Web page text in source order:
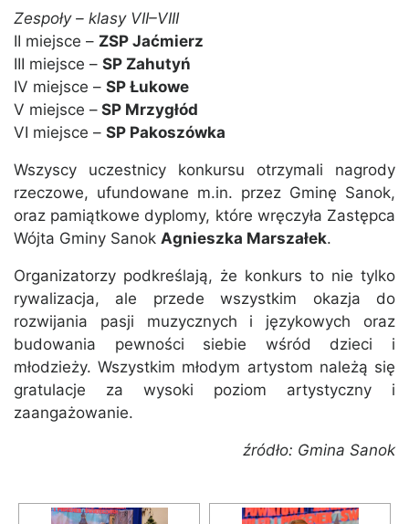
Zespoły – klasy VII–VIII
II miejsce – ZSP Jaćmierz
III miejsce – SP Zahutyń
IV miejsce – SP Łukowe
V miejsce – SP Mrzygłód
VI miejsce – SP Pakoszówka
Wszyscy uczestnicy konkursu otrzymali nagrody
rzeczowe, ufundowane m.in. przez Gminę Sanok,
oraz pamiątkowe dyplomy, które wręczyła Zastępca
Wójta Gminy Sanok Agnieszka Marszałek.
Organizatorzy podkreślają, że konkurs to nie tylko
rywalizacja, ale przede wszystkim okazja do
rozwijania pasji muzycznych i językowych oraz
budowania pewności siebie wśród dzieci i
młodzieży. Wszystkim młodym artystom należą się
gratulacje za wysoki poziom artystyczny i
zaangażowanie.
źródło: Gmina Sanok